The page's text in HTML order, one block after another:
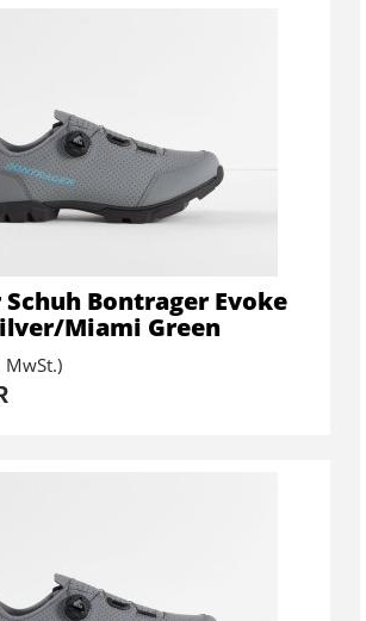
Bontrager Evoke
Miami Green
MwSt.)